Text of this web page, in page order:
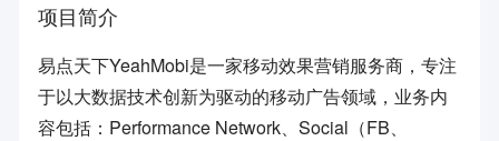
项目简介
易点天下YeahMobi是一家移动效果营销服务商，专注
于以大数据技术创新为驱动的移动广告领域，业务内
容包括：Performance Network、Social（FB、